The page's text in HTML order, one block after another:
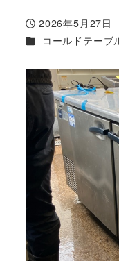
投稿日
2026年5月27日
カテゴリー
コールドテーブ